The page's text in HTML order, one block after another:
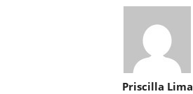
Priscilla Lima